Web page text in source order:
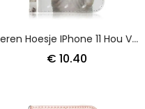
Leren Hoesje IPhone 11 Hou Van Mijn Hond Met String
€ 10.40